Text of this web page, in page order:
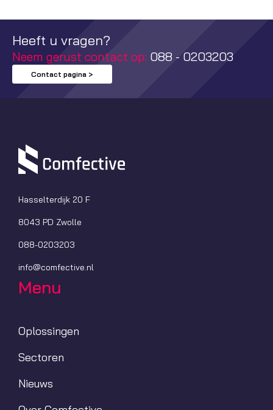
Heeft u vragen?
Neem gerust contact op: 088 - 0203203
Contact pagina >
Hasselterdijk 20 F
8043 PD Zwolle
088-0203203
info@comfective.nl
Menu
Oplossingen
Sectoren
Nieuws